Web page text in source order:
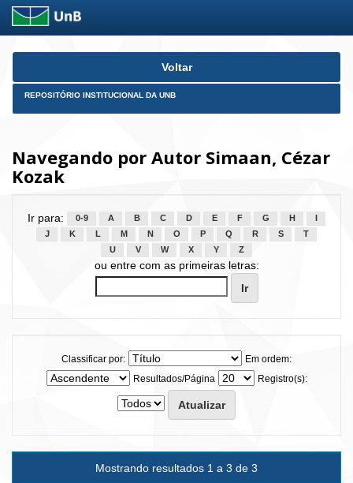
Skip
Voltar
REPOSITÓRIO INSTITUCIONAL DA UNB
Navegando por Autor Simaan, Cézar
Kozak
Ir para: 0-9 A B C D E F G H
J
K L M N O P Q R S
T
U
V W X Y Z
ou entre com as primeiras letras:
Classificar por:
Em ordem:
Resultados/Página
Registro(s):
Mostrando resultados 1 a 3 de 3